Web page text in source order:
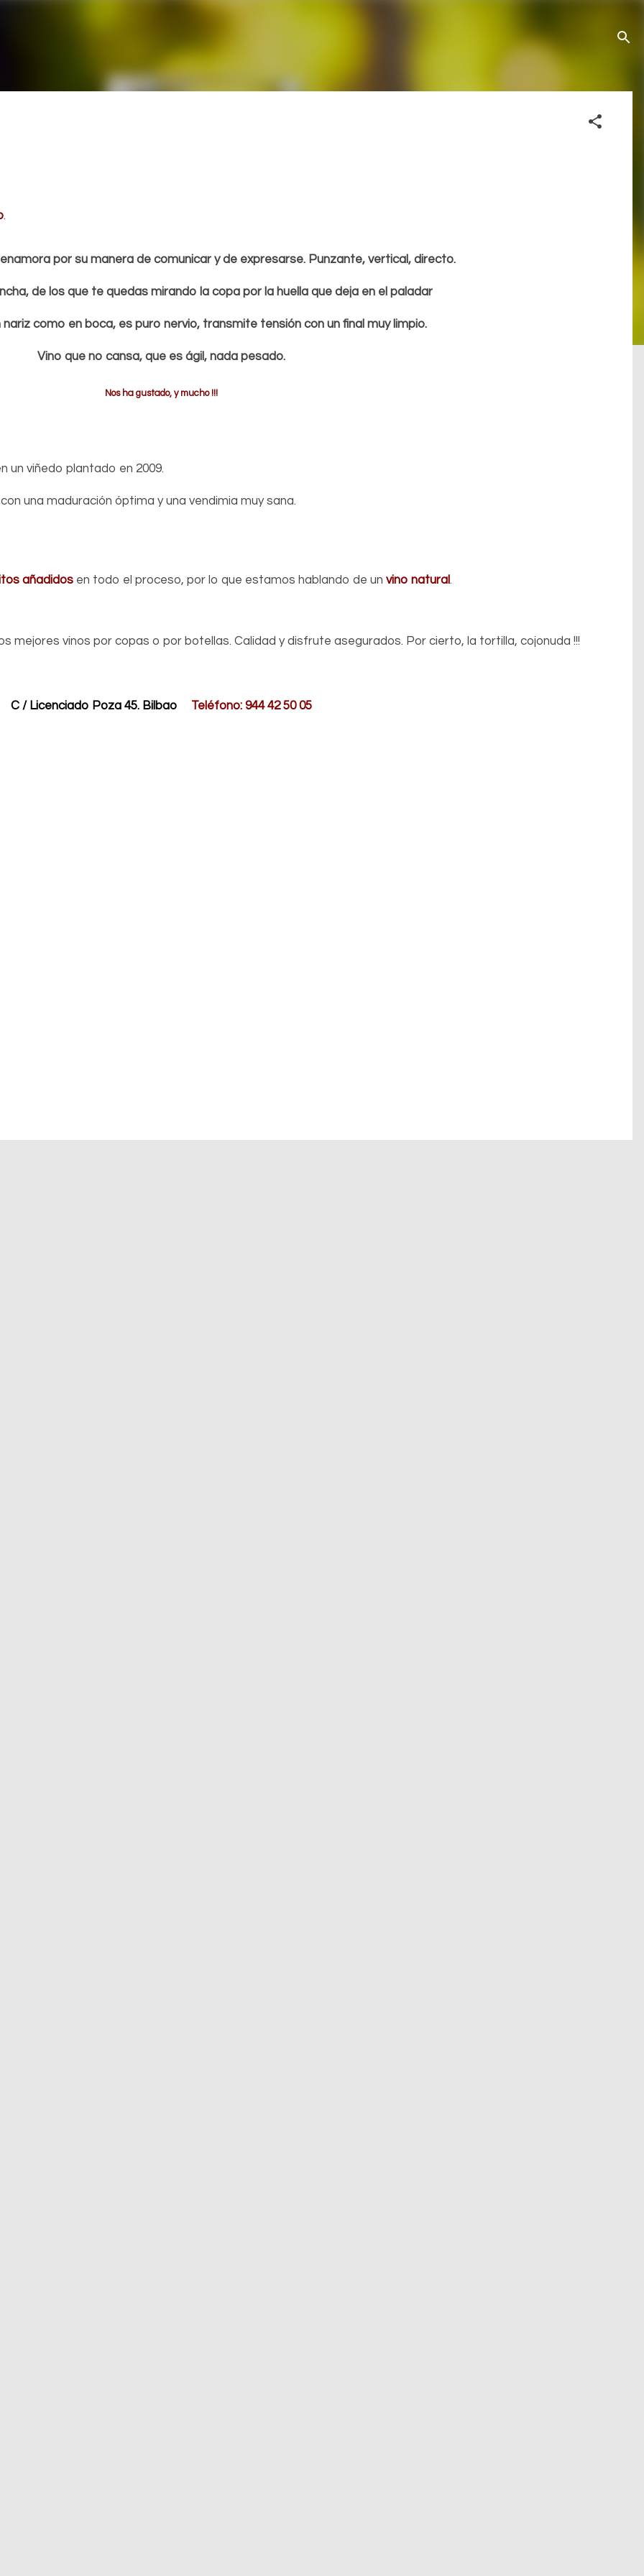
.
por su manera de comunicar y de expresarse. Punzante, vertical, directo.
de los que te quedas mirando la copa por la huella que deja en el paladar
como en boca, es puro nervio, transmite tensión con un final muy limpio.
Vino que no cansa, que es ágil, nada pesado.
Nos ha gustado, y mucho !!!
un viñedo plantado en 2009.
una maduración óptima y una vendimia muy sana.
añadidos en todo el proceso, por lo que estamos hablando de un vino natural.
mejores vinos por copas o por botellas. Calidad y disfrute asegurados. Por cierto, la tortilla, cojonuda !!!
C / Licenciado Poza 45. Bilbao Teléfono: 944 42 50 05